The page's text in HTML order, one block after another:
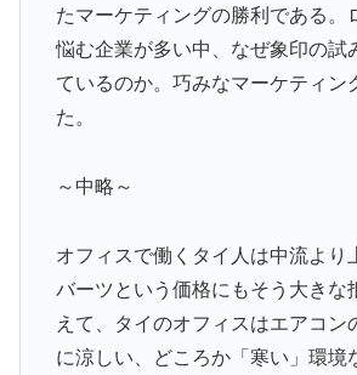
たマーケティングの勝利である。
悩む企業が多い中、なぜ象印の試
ているのか。巧みなマーケティン
た。
～中略～
オフィスで働くタイ人は中流より
バーツという価格にもそう大きな
えて、タイのオフィスはエアコン
に涼しい、どころか「寒い」環境